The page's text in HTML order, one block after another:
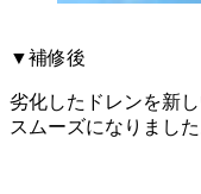
▼補修後
劣化したドレンを新
スムーズになりました